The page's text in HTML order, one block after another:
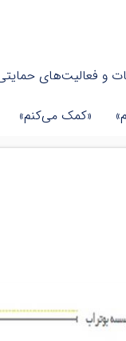
و فعالیت‌های
«کمک می‌کنم»